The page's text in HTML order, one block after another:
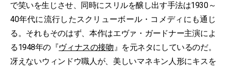
で笑いを生じさせ、同時にスリルを醸し出す手法は1930～
40年代に流行したスクリューボール・コメディにも通じ
る。それもそのはず、本作はエヴァ・ガードナー主演によ
る1948年の『ヴィナスの接吻』を元ネタにしているのだ。
冴えないウィンドウ職人が、美しいマネキン人形にキスを